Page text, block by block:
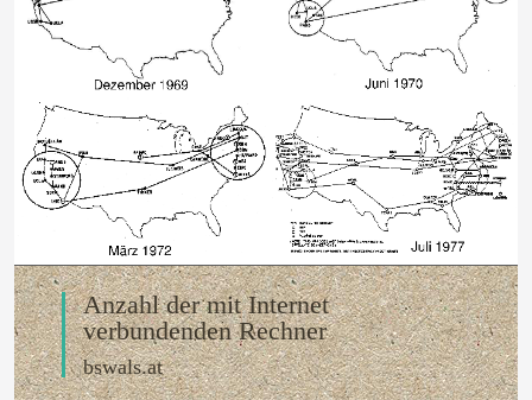
Anzahl der mit Internet
verbundenden Rechner
bswals.at